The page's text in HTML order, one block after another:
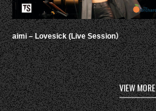
aimi – Lovesick (Live Session）
VIEW MORE